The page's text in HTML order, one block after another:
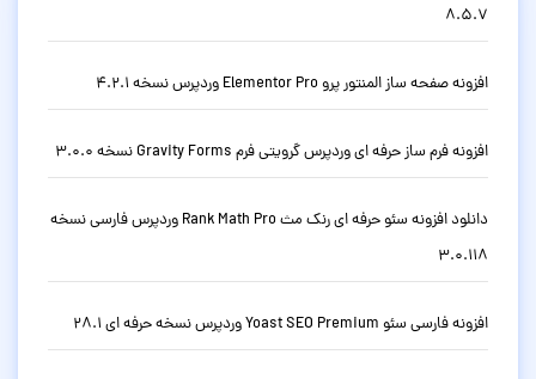
8.5.7
افزونه صفحه ساز المنتور پرو Elementor Pro وردپرس نسخه 4.2.1
افزونه فرم ساز حرفه ای وردپرس گرویتی فرم Gravity Forms نسخه 3.0.0
دانلود افزونه سئو حرفه ای رنک مث Rank Math Pro وردپرس فارسی نسخه
3.0.118
افزونه فارسی سئو Yoast SEO Premium وردپرس نسخه حرفه ای 28.1